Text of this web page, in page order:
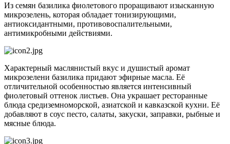
Из семян базилика фиолетового проращивают изысканную
микрозелень, которая обладает тонизирующими,
антиоксидантными, противовоспалительными,
антимикробными действиями.
Характерный маслянистый вкус и душистый аромат
микрозелени базилика придают эфирные масла. Её
отличительной особенностью является интенсивный
фиолетовый оттенок листьев. Она украшает ресторанные
блюда средиземноморской, азиатской и кавказской кухни. Её
добавляют в соус песто, салаты, закуски, заправки, рыбные и
мясные блюда.